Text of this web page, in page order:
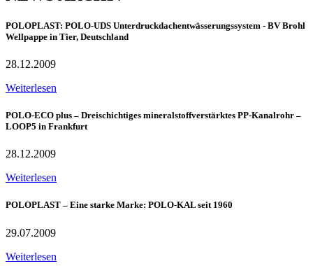
POLOPLAST: POLO-UDS Unterdruckdachentwässerungssystem - BV Brohl
Wellpappe in Tier, Deutschland
28.12.2009
Weiterlesen
POLO-ECO plus – Dreischichtiges mineralstoffverstärktes PP-Kanalrohr –
LOOP5 in Frankfurt
28.12.2009
Weiterlesen
POLOPLAST – Eine starke Marke: POLO-KAL seit 1960
29.07.2009
Weiterlesen